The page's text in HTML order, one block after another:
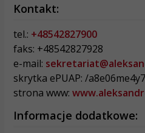
Kontakt:
tel.: +48542827900
faks: +48542827928
e-mail:
skrytka ePUAP: /
strona www:
Informacje dodatkowe: